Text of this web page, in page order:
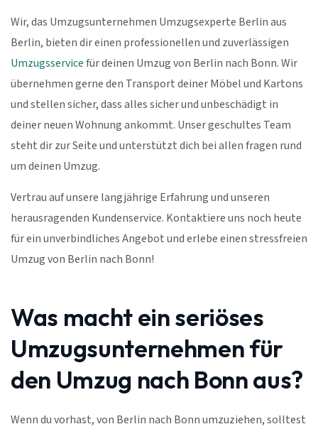
Wir, das Umzugsunternehmen Umzugsexperte Berlin aus
Berlin, bieten dir einen professionellen und zuverlässigen
Umzugsservicefür deinen Umzug von Berlin nach Bonn. Wir
übernehmen gerne den Transport deiner Möbel und Kartons
und stellen sicher, dass alles sicher und unbeschädigt in
deiner neuen Wohnung ankommt. Unser geschultes Team
steht dir zur Seite und unterstützt dich bei allen fragen rund
um deinen Umzug.
Vertrau auf unsere langjährige Erfahrung und unseren
herausragenden Kundenservice. Kontaktiere uns noch heute
für ein unverbindliches Angebot und erlebe einen stressfreien
Umzug von Berlin nach Bonn!
Was macht ein seriöses
Umzugsunternehmen für
den Umzug nach Bonn aus?
Wenn du vorhast, von Berlin nach Bonn umzuziehen, solltest